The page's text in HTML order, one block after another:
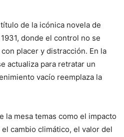
de la icónica novela de
donde el control no se
placer y distracción. En la
actualiza para retratar un
vacío reemplaza la
la mesa temas como el impacto
cambio climático, el valor del